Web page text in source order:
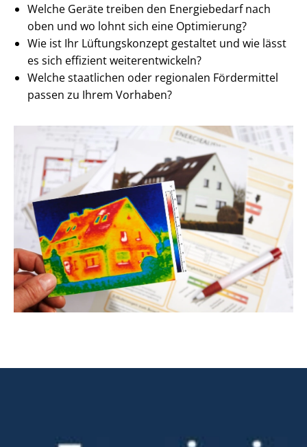
Welche Geräte treiben den Energiebedarf nach
oben und wo lohnt sich eine Optimierung?
Wie ist Ihr Lüftungskonzept gestaltet und wie lässt
es sich effizient wei­ter­ent­wi­ckeln?
Welche staatlichen oder regionalen Fördermittel
passen zu Ihrem Vorhaben?